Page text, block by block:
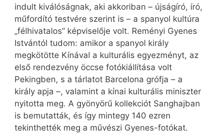
indult kiválóságnak, aki akkoriban – újságíró, író,
műfordító testvére szerint is – a spanyol kultúra
„félhivatalos” képviselője volt. Reményi Gyenes
Istvántól tudom: amikor a spanyol király
megkötötte Kínával a kulturális egyezményt, az
első rendezvény öccse fotókiállítása volt
Pekingben, s a tárlatot Barcelona grófja – a
király apja –, valamint a kínai kulturális miniszter
nyitotta meg. A gyönyörű kollekciót Sanghajban
is bemutatták, és így mintegy 140 ezren
tekinthették meg a művészi Gyenes-fotókat.